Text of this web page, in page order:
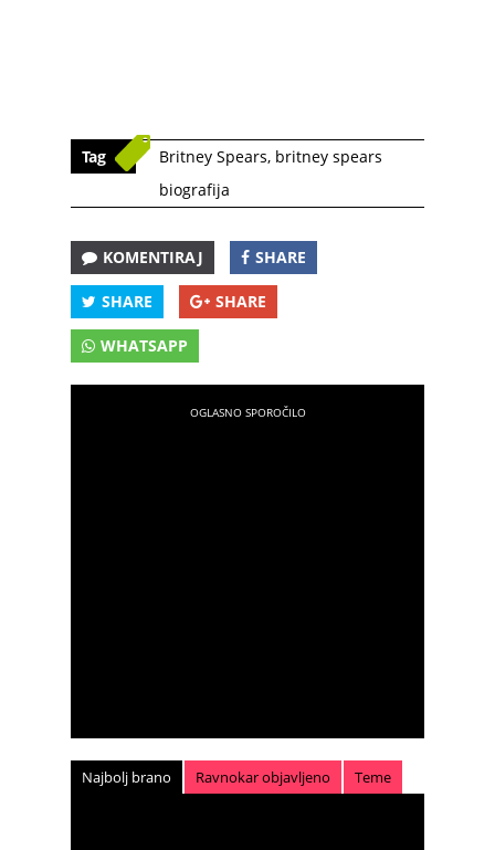
Tag Britney Spears, britney spears
biografija
KOMENTIRAJ SHARE
SHARE SHARE
WHATSAPP
Najbolj brano Ravnokar objavljeno Teme